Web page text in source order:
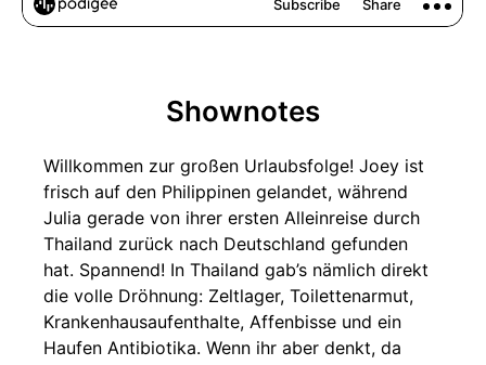
Shownotes
Willkommen zur großen Urlaubsfolge! Joey ist
frisch auf den Philippinen gelandet, während
Julia gerade von ihrer ersten Alleinreise durch
Thailand zurück nach Deutschland gefunden
hat. Spannend! In Thailand gab’s nämlich direkt
die volle Dröhnung: Zeltlager, Toilettenarmut,
Krankenhausaufenthalte, Affenbisse und ein
Haufen Antibiotika. Wenn ihr aber denkt, da